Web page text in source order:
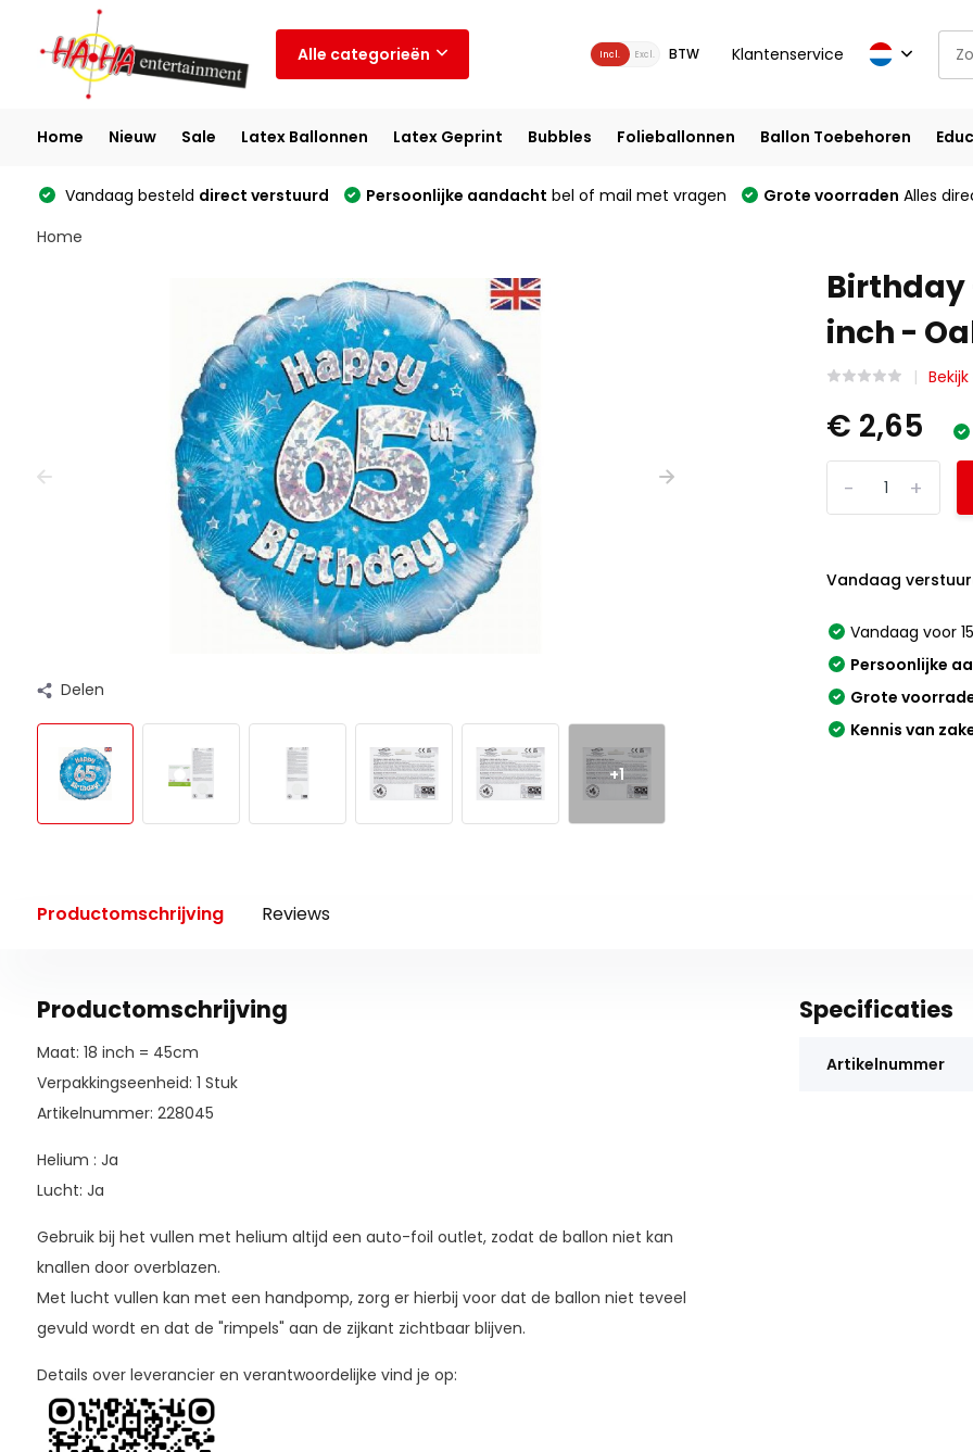
Alle categorieën Incl. Excl. BTW Klantenservice
Home Nieuw Sale Latex Ballonnen Latex Geprint Bubbles Folieballonnen Ballon Toebehoren
Vandaag besteld direct verstuurd Persoonlijke aandacht bel of mail met vragen Grote voorraden Alles
Home
Delen
+1
Birthday
inch -
€ 2,65
+
-
Vandaag
Vandaag voor
Persoonlijke
Grote
Kennis van
Productomschrijving Reviews
Productomschrijving
Maat: 18 inch = 45cm
Verpakkingseenheid: 1 Stuk
Artikelnummer: 228045
Helium : Ja
Lucht: Ja
Gebruik bij het vullen met helium altijd een auto-foil outlet, zodat de ballon niet kan
knallen door overblazen.
Met lucht vullen kan met een handpomp, zorg er hierbij voor dat de ballon niet teveel
gevuld wordt en dat de "rimpels" aan de zijkant zichtbaar blijven.
Details over leverancier en verantwoordelijke vind je op:
Specificaties
Artikelnummer